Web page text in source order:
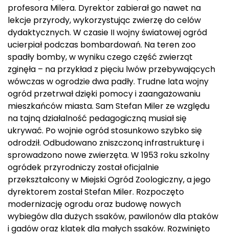
profesora Milera. Dyrektor zabierał go nawet na
lekcje przyrody, wykorzystując zwierzę do celów
dydaktycznych. W czasie II wojny światowej ogród
ucierpiał podczas bombardowań. Na teren zoo
spadły bomby, w wyniku czego część zwierząt
zginęła – na przykład z pięciu lwów przebywających
wówczas w ogrodzie dwa padły. Trudne lata wojny
ogród przetrwał dzięki pomocy i zaangażowaniu
mieszkańców miasta. Sam Stefan Miler ze względu
na tajną działalność pedagogiczną musiał się
ukrywać. Po wojnie ogród stosunkowo szybko się
odrodził. Odbudowano zniszczoną infrastrukturę i
sprowadzono nowe zwierzęta. W 1953 roku szkolny
ogródek przyrodniczy został oficjalnie
przekształcony w Miejski Ogród Zoologiczny, a jego
dyrektorem został Stefan Miler. Rozpoczęto
modernizację ogrodu oraz budowę nowych
wybiegów dla dużych ssaków, pawilonów dla ptaków
i gadów oraz klatek dla małych ssaków. Rozwinięto